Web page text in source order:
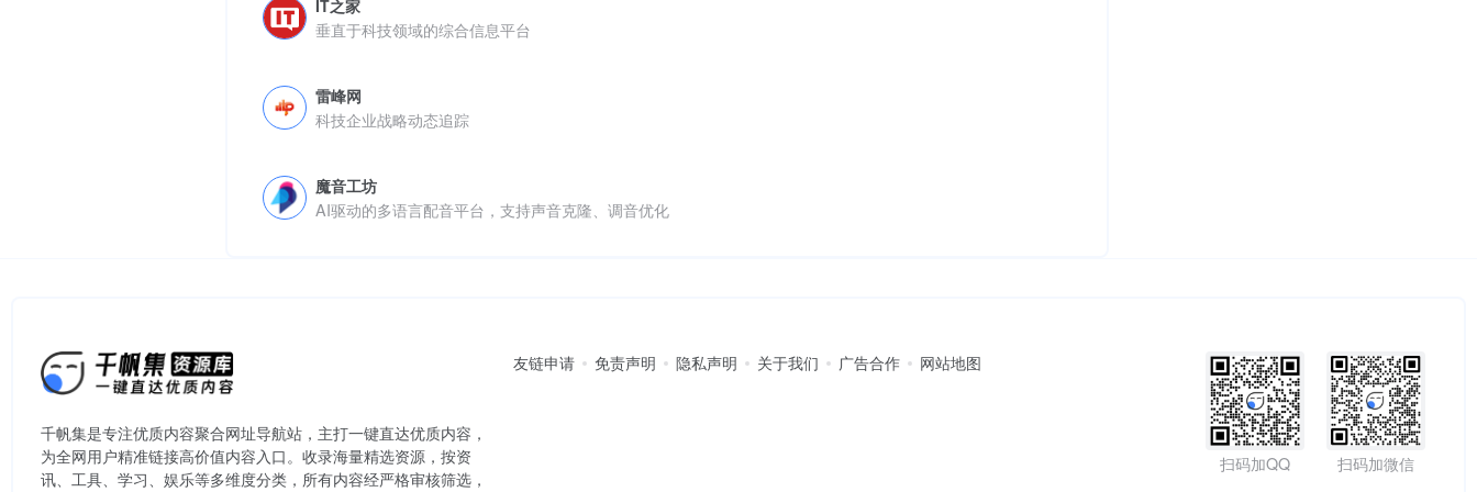
IT之家
垂直于科技领域的综合信息平台
雷峰网
科技企业战略动态追踪
魔音工坊
AI驱动的多语言配音平台，支持声音克隆、调音优化
千帆集是专注优质内容聚合网址导航站，主打一键直达优质内容，
为全网用户精准链接高价值内容入口。​收录海量精选资源，按资
讯、工具、学习、娱乐等多维度分类，所有内容经严格审核筛选，
友链申请 免责声明 隐私声明 关于我们 广告合作 网站地图
扫码加QQ 扫码加微信